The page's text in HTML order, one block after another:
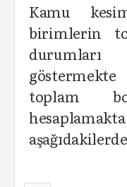
Kamu
birimlerin
toplam